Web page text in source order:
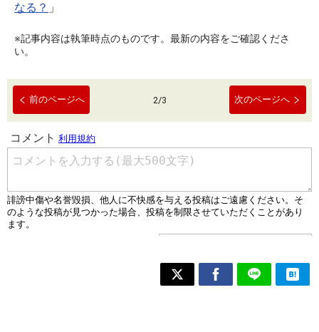
なる？ 」
※記事内容は執筆時点のものです。最新の内容をご確認くださ
い。
前のページへ 2/3 次のページへ